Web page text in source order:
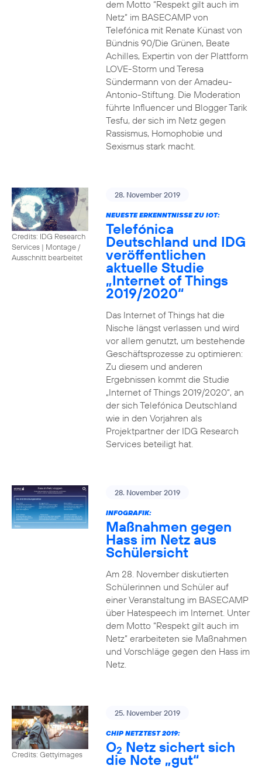
dem Motto “Respekt gilt auch im
Netz” im BASECAMP von
Telefónica mit Renate Künast von
Bündnis 90/Die Grünen, Beate
Achilles, Expertin von der Plattform
LOVE-Storm und Teresa
Sündermann von der Amadeu-
Antonio-Stiftung. Die Moderation
führte Influencer und Blogger Tarik
Tesfu, der sich im Netz gegen
Rassismus, Homophobie und
Sexismus stark macht.
Credits: IDG Research
Services | Montage /
Ausschnitt bearbeitet
28. November 2019
NEUESTE ERKENNTNISSE ZU IOT:
Telefónica
Deutschland und IDG
veröffentlichen
aktuelle Studie
„Internet of Things
2019/2020“
Das Internet of Things hat die
Nische längst verlassen und wird
vor allem genutzt, um bestehende
Geschäftsprozesse zu optimieren:
Zu diesem und anderen
Ergebnissen kommt die Studie
„Internet of Things 2019/2020“, an
der sich Telefónica Deutschland
wie in den Vorjahren als
Projektpartner der IDG Research
Services beteiligt hat.
28. November 2019
INFOGRAFIK:
Maßnahmen gegen
Hass im Netz aus
Schülersicht
Am 28. November diskutierten
Schülerinnen und Schüler auf
einer Veranstaltung im BASECAMP
über Hatespeech im Internet. Unter
dem Motto “Respekt gilt auch im
Netz” erarbeiteten sie Maßnahmen
und Vorschläge gegen den Hass im
Netz.
Credits: Gettyimages
25. November 2019
CHIP NETZTEST 2019:
O2 Netz sichert sich
die Note „gut“